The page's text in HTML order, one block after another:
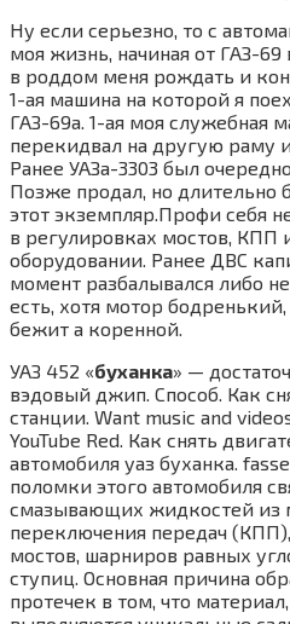
Ну если серьезно, то с
моя жизнь, начиная от ГАЗ-
в роддом меня рождать и
1-ая машина на которой я
ГАЗ-69а. 1-ая моя служебная
перекидвал на другую раму
Ранее УАЗа-3303 был
Позже продал, но длительно
этот экземпляр.Профи себя
в регулировках мостов, КПП
оборудовании. Ранее ДВС
момент разбалывался либо
есть, хотя мотор
бежит а коренной.
УАЗ 452 «буханка» —
вэдовый джип. Способ. Как
станции. Want music and
YouTube Red. Как снять
автомобиля уаз буханка.
поломки этого автомобиля
смазывающих жидкостей из
переключения передач
мостов, шарниров равных
ступиц. Основная причина
протечек в том, что